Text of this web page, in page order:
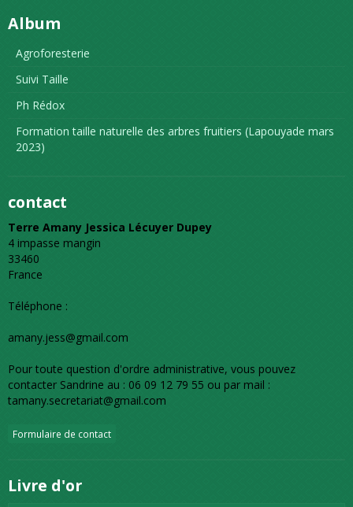
Album
Agroforesterie
Suivi Taille
Ph Rédox
Formation taille naturelle des arbres fruitiers (Lapouyade mars
2023)
contact
Terre Amany Jessica Lécuyer Dupey
4 impasse mangin
33460
France
Téléphone :
amany.jess@gmail.com
Pour toute question d'ordre administrative, vous pouvez
contacter Sandrine au : 06 09 12 79 55 ou par mail :
tamany.secretariat@gmail.com
Formulaire de contact
Livre d'or